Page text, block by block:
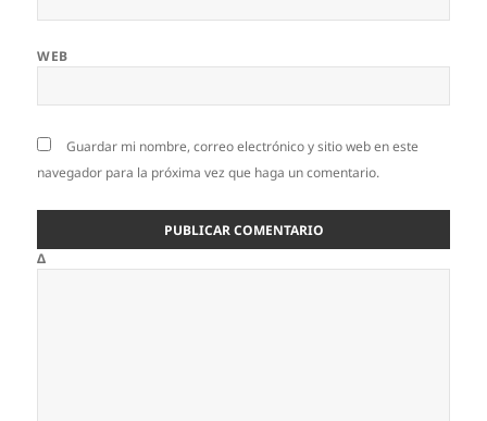
WEB
Guardar mi nombre, correo electrónico y sitio web en este
navegador para la próxima vez que haga un comentario.
Δ